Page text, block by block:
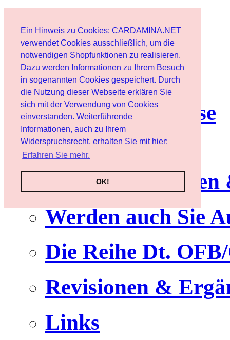
Ein Hinweis zu Cookies: CARDAMINA.NET
verwendet Cookies ausschließlich, um die
notwendigen Shopfunktionen zu realisieren.
Dazu werden Informationen zu Ihrem Besuch
in sogenannten Cookies gespeichert. Durch
die Nutzung dieser Webseite erklären Sie
sich mit der Verwendung von Cookies
einverstanden. Weiterführende
Informationen, auch zu Ihrem
Widerspruchsrecht, erhalten Sie mit hier:
Erfahren Sie mehr.
OK!
Benutzer
Newsletter
Nutzungshinweise
Service
Werden auch Sie
Die Reihe Dt.
Revisionen &
Links